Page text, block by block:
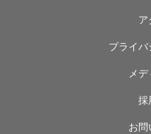
ア
プライバ
メ
採
お問